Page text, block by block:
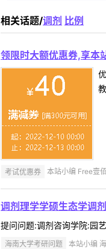
相关话题/调剂 比例
领限时大额优惠券,享本
考试优惠券 本站小编 Free壹
调剂理学学硕生态学调
提问问题:调剂咨询学院:园
海南大学考研问题 本站小编